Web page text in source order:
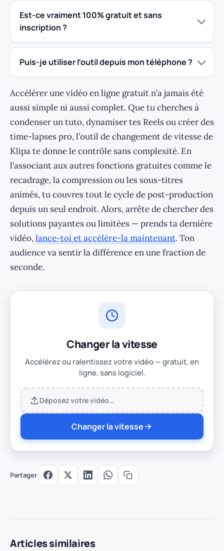
Partager
Est-ce vraiment 100% gratuit et sans
inscription ?
Puis-je utiliser l’outil depuis mon téléphone ?
Accélérer une vidéo en ligne gratuit n’a jamais été
aussi simple ni aussi complet. Que tu cherches à
condenser un tuto, dynamiser tes Reels ou créer des
time-lapses pro, l’outil de changement de vitesse de
Klipa te donne le contrôle sans complexité. En
l’associant aux autres fonctions gratuites comme le
recadrage, la compression ou les sous-titres
animés, tu couvres tout le cycle de post-production
depuis un seul endroit. Alors, arrête de chercher des
solutions payantes ou limitées — prends ta dernière
vidéo,lance-toi et accélère-la maintenant. Ton
audience va sentir la différence en une fraction de
seconde.
Changer la vitesse
Accélérez ou ralentissez votre vidéo — gratuit, en
ligne, sans logiciel.
Déposez votre vidéo…
Changer la vitesse
Articles similaires